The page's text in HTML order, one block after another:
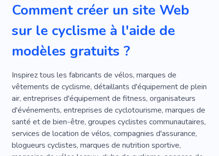
Club De Billard
De Location
Équitation
Équitation
Tourisme Faune
Voyage
Parcs Nationaux
Vacances
Géographie
Pêche Bateaux
Paumes
Parapente
Rafting
Vacances Sur L'eau
Yachting
Sac À Dos Espace
Plages
Froid
Passe-temps
Club Équestre Pour Enfants
Plongée
Comment créer un site Web
sur le cyclisme à l'aide de
modèles gratuits ?
Inspirez tous les fabricants de vélos, marques de
vêtements de cyclisme, détaillants d'équipement de plein
air, entreprises d'équipement de fitness, organisateurs
d'événements, entreprises de cyclotourisme, marques de
santé et de bien-être, groupes cyclistes communautaires,
services de location de vélos, compagnies d'assurance,
blogueurs cyclistes, marques de nutrition sportive,